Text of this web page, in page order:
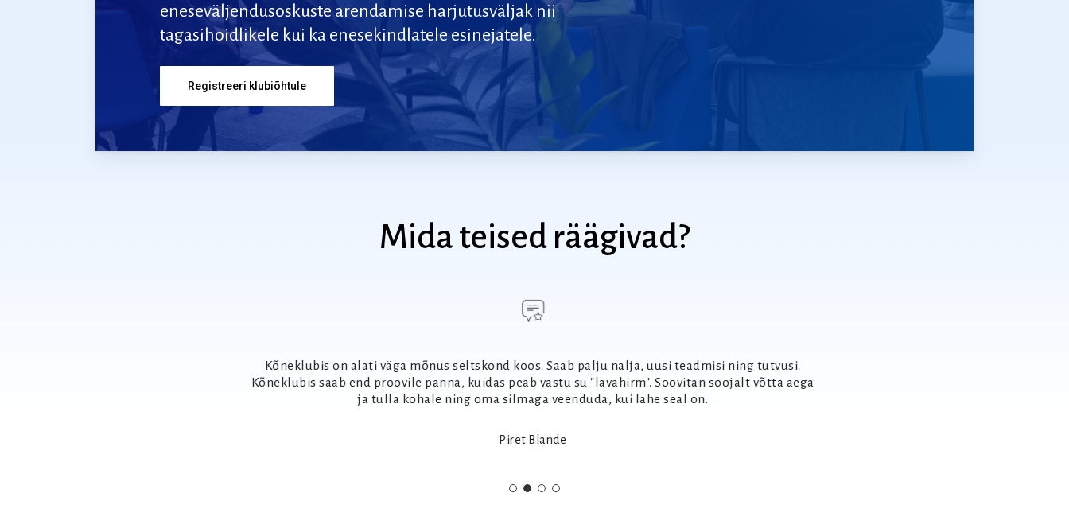
eneseväljendusoskuste arendamise harjutusväljak nii
tagasihoidlikele kui ka enesekindlatele esinejatele.
Registreeri klubiõhtule
Midateised räägivad?
Kõneklubis on alati väga mõnus seltskond koos. Saab palju nalja, uusi teadmisi ning tutvusi.
Kõneklubis saab end proovile panna, kuidas peab vastu su "lavahirm". Soovitan soojalt võtta aega
ja tulla kohale ning oma silmaga veenduda, kui lahe seal on.
Piret Blande